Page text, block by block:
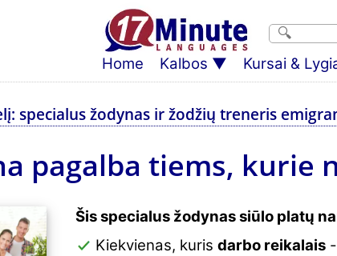
Home Kalbos Kursai &
specialus žodynas ir žodžių treneris
pagalba tiems, kurie
Šis specialus žodynas siūlo platų
Kiekvienas, kuris darbo reikalais